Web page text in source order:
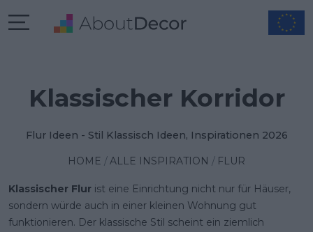
Klassischer Korridor
Flur Ideen - Stil Klassisch Ideen, Inspirationen 2026
HOME ALLE INSPIRATION FLUR
Klassischer Flur ist eine Einrichtung nicht nur für Häuser,
sondern würde auch in einer kleinen Wohnung gut
funktionieren. Der klassische Stil scheint ein ziemlich